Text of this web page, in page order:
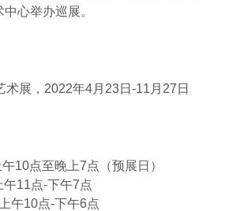
心举办巡展。
术展，2022年4月23日-11月27日
10点至晚上7点（预展日）
11点-下午7点
午10点-下午6点